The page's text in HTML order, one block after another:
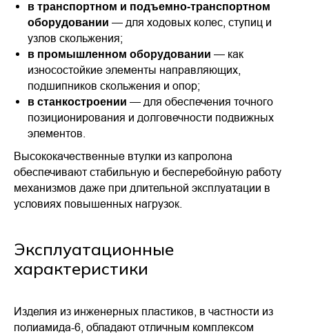
в транспортном и подъемно-транспортном
оборудовании — для ходовых колес, ступиц и
узлов скольжения;
в промышленном оборудовании — как
износостойкие элементы направляющих,
подшипников скольжения и опор;
в станкостроении — для обеспечения точного
позиционирования и долговечности подвижных
элементов.
Высококачественные втулки из капролона
обеспечивают стабильную и бесперебойную работу
механизмов даже при длительной эксплуатации в
условиях повышенных нагрузок.
Эксплуатационные
характеристики
Изделия из инженерных пластиков, в частности из
полиамида-6, обладают отличным комплексом